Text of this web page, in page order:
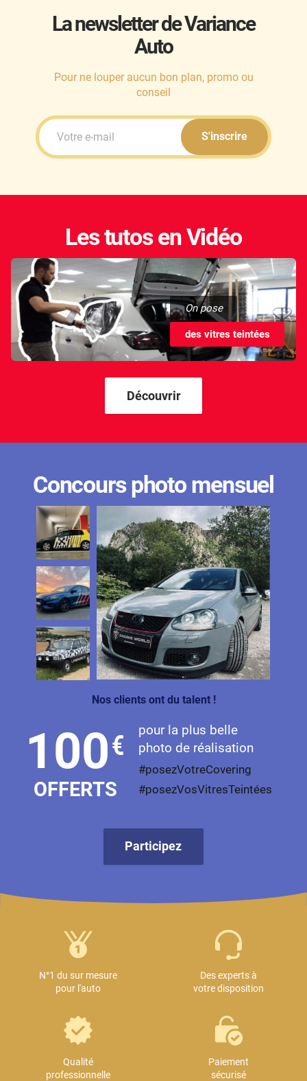
La newsletter de Variance
Auto
Pour ne louper aucun bon plan, promo ou
conseil
S'inscrire
Les tutos en Vidéo
On pose
des vitres teintées
Découvrir
Concours photo mensuel
Nos clients ont du talent !
100€
OFFERTS
pour la plus belle
photo de réalisation
#posezVotreCovering
#posezVosVitresTeintées
Participez
N°1 du sur mesure
pour l'auto
Des experts à
votre disposition
Qualité
professionnelle
Paiement
sécurisé